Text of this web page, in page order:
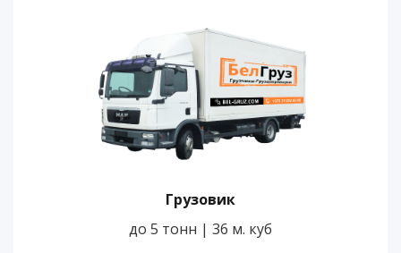
Грузовик
до 5 тонн | 36 м. куб